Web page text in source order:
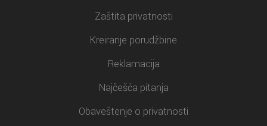
Zaštita privatnosti
Kreiranje porudžbine
Reklamacija
Najčešća pitanja
Obaveštenje o privatnosti